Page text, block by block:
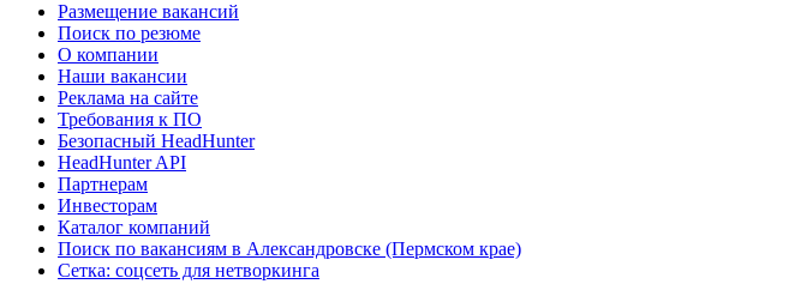
Размещение вакансий
Поиск по резюме
О компании
Наши вакансии
Реклама на сайте
Требования к ПО
Безопасный HeadHunter
HeadHunter API
Партнерам
Инвесторам
Каталог компаний
Поиск по вакансиям в Александровске (Пермском крае)
Сетка: соцсеть для нетворкинга